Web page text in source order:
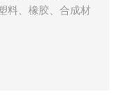
料、橡胶、合成材